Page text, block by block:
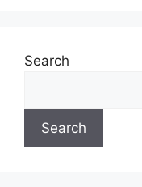
Search
Search